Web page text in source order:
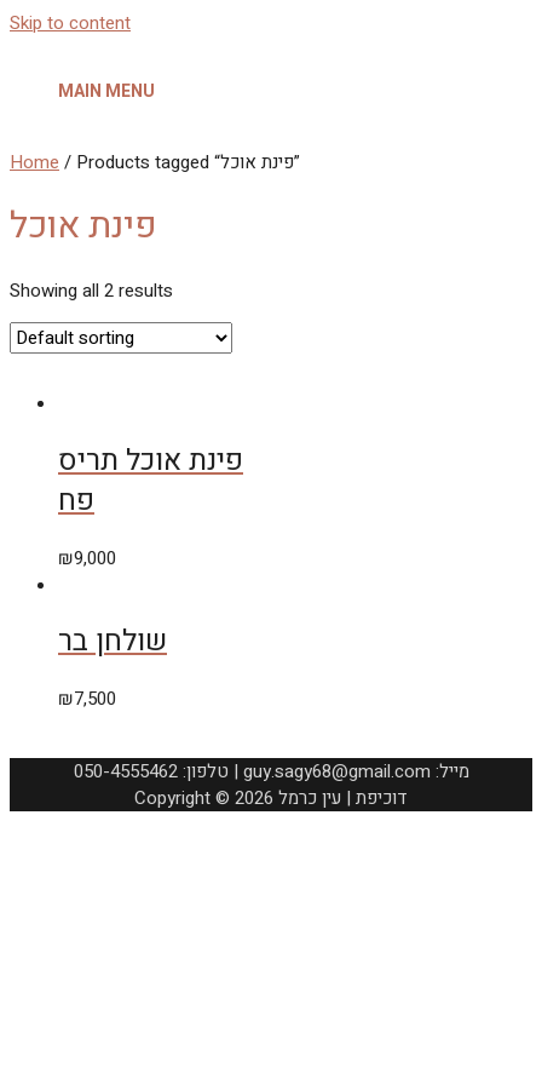
Skip to content
MAIN MENU
Home / Products tagged “פינת אוכל”
פינת אוכל
Showing all 2 results
פינת אוכל תריס
פח
₪9,000
שולחן בר
₪7,500
050-4555462 :טלפון | guy.sagy68@gmail.com :מייל
Copyright © 2026 דוכיפת | עין כרמל